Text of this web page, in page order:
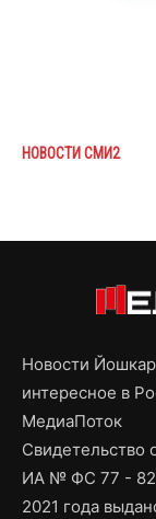
НОВОСТИ СМИ2
Новости
интересное в
МедиаПоток
Свидетельство
ИА № ФС 77 -
2021 года